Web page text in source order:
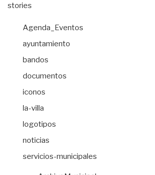
stories
Agenda_Eventos
ayuntamiento
bandos
documentos
iconos
la-villa
logotipos
noticias
servicios-municipales